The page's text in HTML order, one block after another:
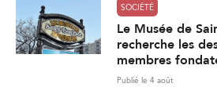
SOCIÉTÉ
Le Musée de
recherche les
membres
Publié le 4 août